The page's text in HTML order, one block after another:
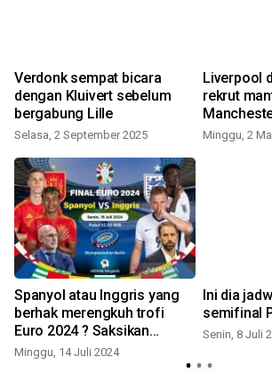
Verdonk sempat bicara
dengan Kluivert sebelum
bergabung Lille
Selasa, 2 September 2025
Liverpool
rekrut
Minggu, 2
Spanyol atau Inggris yang
berhak merengkuh trofi
Euro 2024 ? Saksikan
tempur sengit Senin dinihari
Minggu, 14 Juli 2024
Ini dia
semifinal
Senin, 8 Juli